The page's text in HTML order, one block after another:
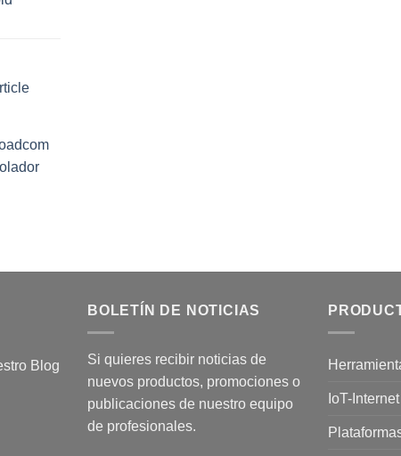
Blog
BOLETÍN DE NOTICIAS
Si quieres recibir noticias de
nuevos productos, promociones o
publicaciones de nuestro equipo
de profesionales.
IoT-